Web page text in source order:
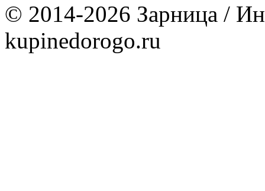
© 2014-2026 Зарница /
kupinedorogo.ru